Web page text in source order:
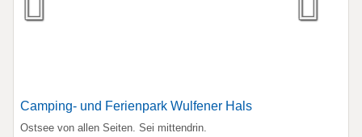
Camping- und Ferienpark Wulfener Hals
Ostsee von allen Seiten. Sei mittendrin.